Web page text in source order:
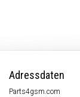
Adressdaten
Parts4gsm.com